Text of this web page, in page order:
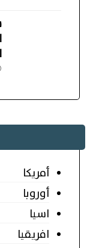
أمريكا
أوروبا
اسيا
افريقيا